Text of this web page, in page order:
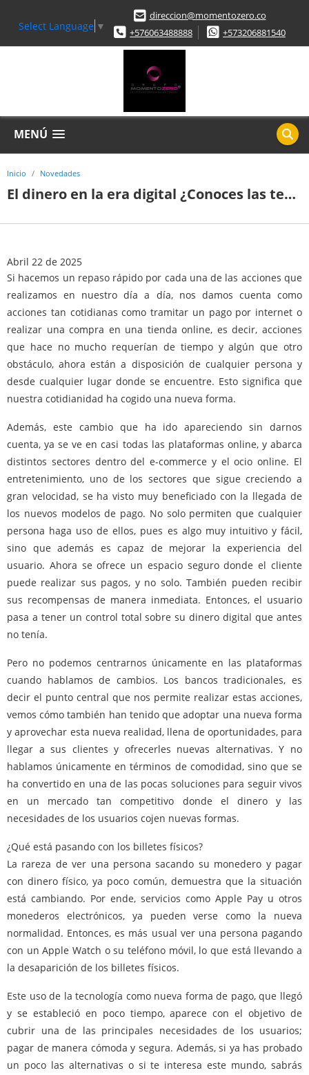
Select Language ▼
direccion@momentozero.co
+576063488888
+573206881540
MENÚ
Inicio Novedades
El dinero en la era digital ¿Conoces las tendencias en pagos online para este 2025?
Abril 22 de 2025
Si hacemos un repaso rápido por cada una de las acciones que
realizamos en nuestro día a día, nos damos cuenta como
acciones tan cotidianas como tramitar un pago por internet o
realizar una compra en una tienda online, es decir, acciones
que hace no mucho requerían de tiempo y algún que otro
obstáculo, ahora están a disposición de cualquier persona y
desde cualquier lugar donde se encuentre. Esto significa que
nuestra cotidianidad ha cogido una nueva forma.
Además, este cambio que ha ido apareciendo sin darnos
cuenta, ya se ve en casi todas las plataformas online, y abarca
distintos sectores dentro del e-commerce y el ocio online. El
entretenimiento, uno de los sectores que sigue creciendo a
gran velocidad, se ha visto muy beneficiado con la llegada de
los nuevos modelos de pago. No solo permiten que cualquier
persona haga uso de ellos, pues es algo muy intuitivo y fácil,
sino que además es capaz de mejorar la experiencia del
usuario. Ahora se ofrece un espacio seguro donde el cliente
puede realizar sus pagos, y no solo. También pueden recibir
sus recompensas de manera inmediata. Entonces, el usuario
pasa a tener un control total sobre su dinero digital que antes
no tenía.
Pero no podemos centrarnos únicamente en las plataformas
cuando hablamos de cambios. Los bancos tradicionales, es
decir el punto central que nos permite realizar estas acciones,
vemos cómo también han tenido que adoptar una nueva forma
y aprovechar esta nueva realidad, llena de oportunidades, para
llegar a sus clientes y ofrecerles nuevas alternativas. Y no
hablamos únicamente en términos de comodidad, sino que se
ha convertido en una de las pocas soluciones para seguir vivos
en un mercado tan competitivo donde el dinero y las
necesidades de los usuarios cojen nuevas formas.
¿Qué está pasando con los billetes físicos?
La rareza de ver una persona sacando su monedero y pagar
con dinero físico, ya poco común, demuestra que la situación
está cambiando. Por ende, servicios como Apple Pay u otros
monederos electrónicos, ya pueden verse como la nueva
normalidad. Entonces, es más usual ver una persona pagando
con un Apple Watch o su teléfono móvil, lo que está llevando a
la desaparición de los billetes físicos.
Este uso de la tecnología como nueva forma de pago, que llegó
y se estableció en poco tiempo, aparece con el objetivo de
cubrir una de las principales necesidades de los usuarios;
pagar de manera cómoda y segura. Además, si ya has probado
un poco las alternativas o si te interesa este mundo, sabrás